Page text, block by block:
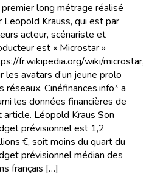
long métrage réalisé
Leopold Krauss, qui est par
acteur, scénariste et
est « Microstar »
fr.wikipedia.org/wiki/microstar,
les avatars d’un jeune prolo
réseaux. Cinéfinances.info* a
les données financières de
article. Léopold Kraus Son
prévisionnel est 1,2
€, soit moins du quart du
prévisionnel médian des
français […]